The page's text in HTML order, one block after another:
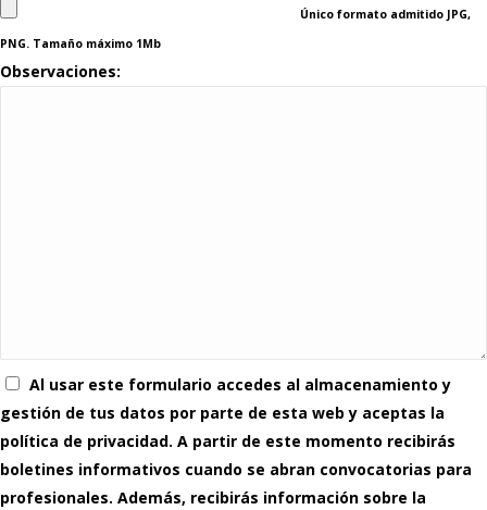
Único formato admitido JPG,
PNG. Tamaño máximo 1Mb
Observaciones:
Al usar este formulario accedes al almacenamiento y
gestión de tus datos por parte de esta web y aceptas la
política de privacidad. A partir de este momento recibirás
boletines informativos cuando se abran convocatorias para
profesionales. Además, recibirás información sobre la